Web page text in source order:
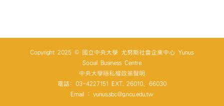
Copyright 2025 © 國立中央大學 尤努斯社會企業中心 Yunus
Social Business Centre
中央大學隱私權政策聲明
電話: 03-4227151 EXT. 26010、66030
Email : yunus.sbc@g.ncu.edu.tw